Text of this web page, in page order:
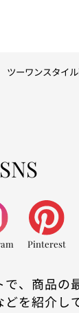
ーワンスタイ
SNS
Pinterest
、商品の
を紹介し